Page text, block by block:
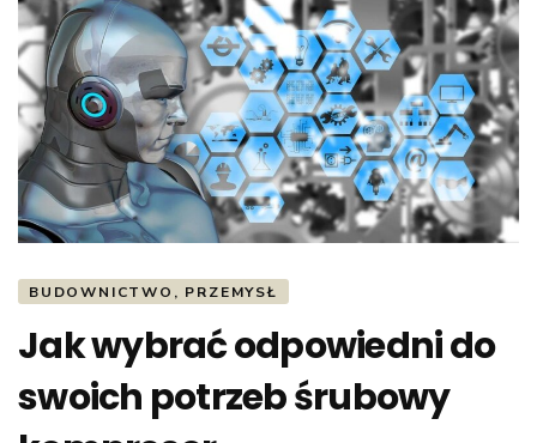
BUDOWNICTWO, PRZEMYSŁ
Jak wybrać odpowiedni do
swoich potrzeb śrubowy